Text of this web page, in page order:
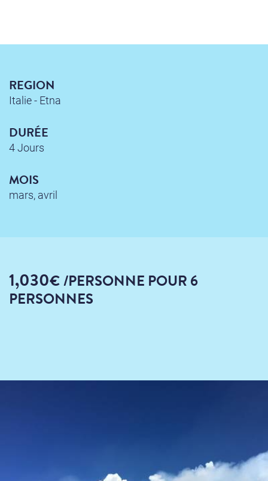
REGION
Italie - Etna
DURÉE
4 Jours
MOIS
mars, avril
1,030€/PERSONNE POUR 6
PERSONNES